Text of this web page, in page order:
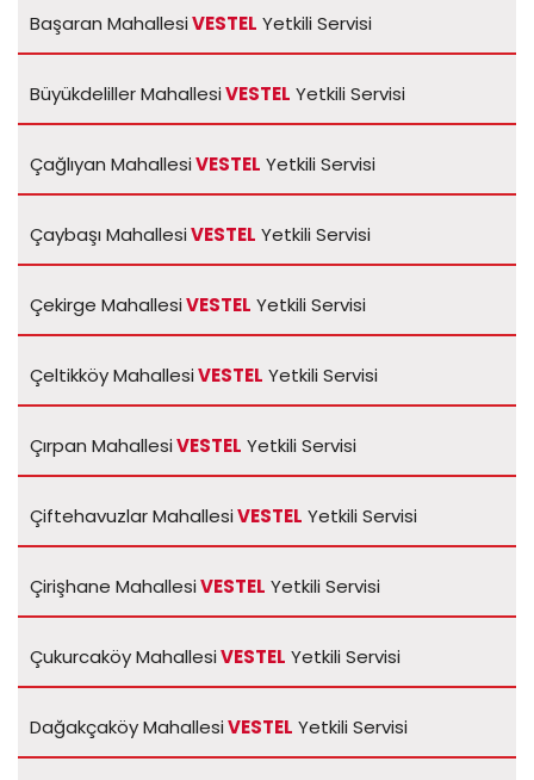
Başaran MahallesiVESTEL Yetkili Servisi
Büyükdeliller MahallesiVESTEL Yetkili Servisi
Çağlıyan MahallesiVESTEL Yetkili Servisi
Çaybaşı MahallesiVESTEL Yetkili Servisi
Çekirge MahallesiVESTEL Yetkili Servisi
Çeltikköy MahallesiVESTEL Yetkili Servisi
Çırpan MahallesiVESTEL Yetkili Servisi
Çiftehavuzlar MahallesiVESTEL Yetkili Servisi
Çirişhane MahallesiVESTEL Yetkili Servisi
Çukurcaköy MahallesiVESTEL Yetkili Servisi
Dağakçaköy MahallesiVESTEL Yetkili Servisi